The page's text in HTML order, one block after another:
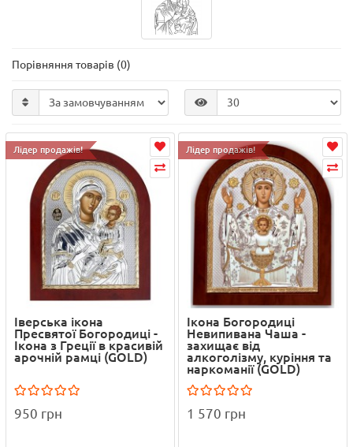
Порівняння товарів (0)
Лідер продажів!
Іверська ікона
Пресвятої Богородиці -
Ікона з Греції в красивій
арочній рамці (GOLD)
950 грн
Лідер продажів!
Ікона Богородиці
Невипивана Чаша -
захищає від
алкоголізму, куріння та
наркоманії (GOLD)
1 570 грн